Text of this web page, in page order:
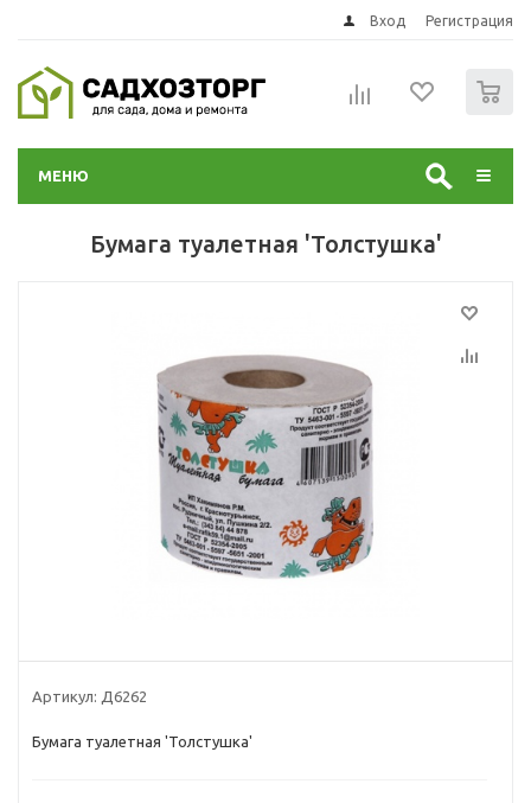
Вход Регистрация
МЕНЮ
Бумага туалетная 'Толстушка'
Артикул: Д6262
Бумага туалетная 'Толстушка'